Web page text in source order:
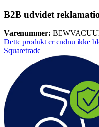
B2B udvidet
Varenummer:
Dette produkt er endnu ikke
Squaretrade